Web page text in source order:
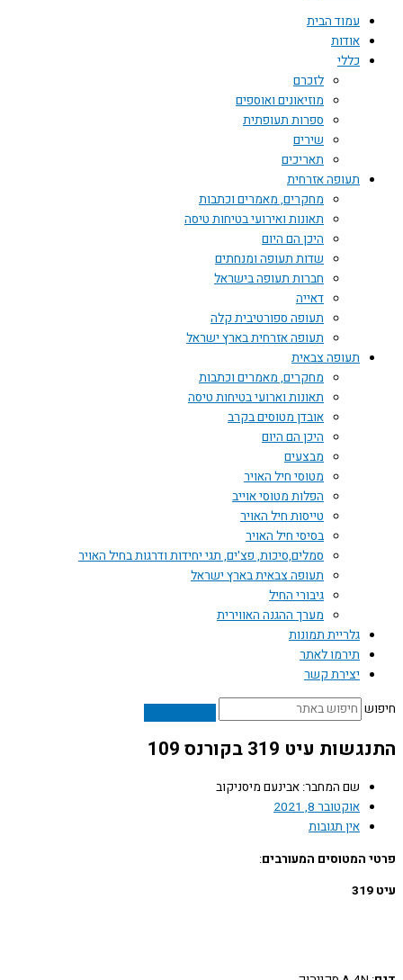
עמוד הבית
אודות
כללי
לזכרם
מוזיאונים ואוספים
ספרות תעופתית
שירים
תאריכים
תעופה אזרחית
מחקרים, מאמרים וכתבות
תאונות ואירועי בטיחות טיסה
היכן הם היום
שדות תעופה ומנחתים
חברות תעופה בישראל
דאייה
תעופה ספורטיבית קלה
תעופה אזרחית בארץ ישראל
תעופה צבאית
מחקרים, מאמרים וכתבות
תאונות וארועי בטיחות טיסה
אובדן מטוסים בקרב
היכן הם היום
מבצעים
מטוסי חיל האויר
הפלות מטוסי אוייב
טייסות חיל האויר
בסיסי חיל האויר
סמלים,סיכות, פצ'ים, תגי יחידות ודרגות בחיל האויר
תעופה צבאית בארץ ישראל
גיבורי החיל
מערך ההגנה האווירית
גלריית תמונות
תירמו לאתר
יצירת קשר
עיט 319 בקורנס 109
שם המחבר: אבינעם מיסניקוב
אוקטובר 8, 2021
אין תגובות
המטוסים המעורבים: